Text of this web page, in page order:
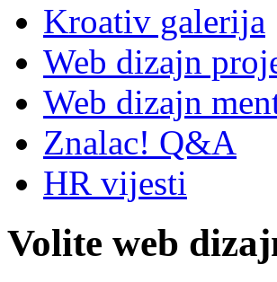
Kroativ galerija
Web dizajn
Web dizajn
Znalac! Q&A
HR vijesti
Volite web